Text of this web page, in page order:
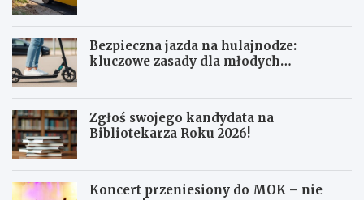
Bezpieczna jazda na hulajnodze:
kluczowe zasady dla młodych
Zgłoś swojego kandydata na
Bibliotekarza Roku 2026!
Koncert przeniesiony do MOK – nie